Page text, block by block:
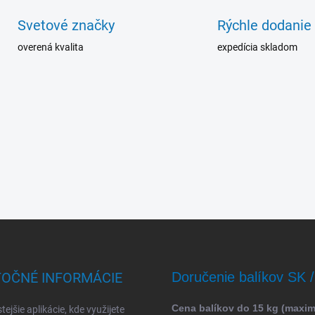
Svetové značky
overená kvalita
Rýchle dodanie
expedícia skladom
INFORMÁCIE
aplikácie, kde využijete
Doručenie balíkov SK
Cena balíkov do 15 kg